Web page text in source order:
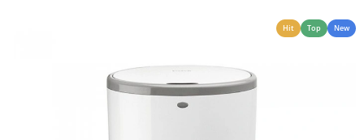
Hit Top New